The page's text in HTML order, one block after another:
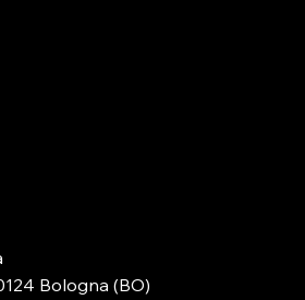
Direttoriale di ADM, con la
Bologna (BO)